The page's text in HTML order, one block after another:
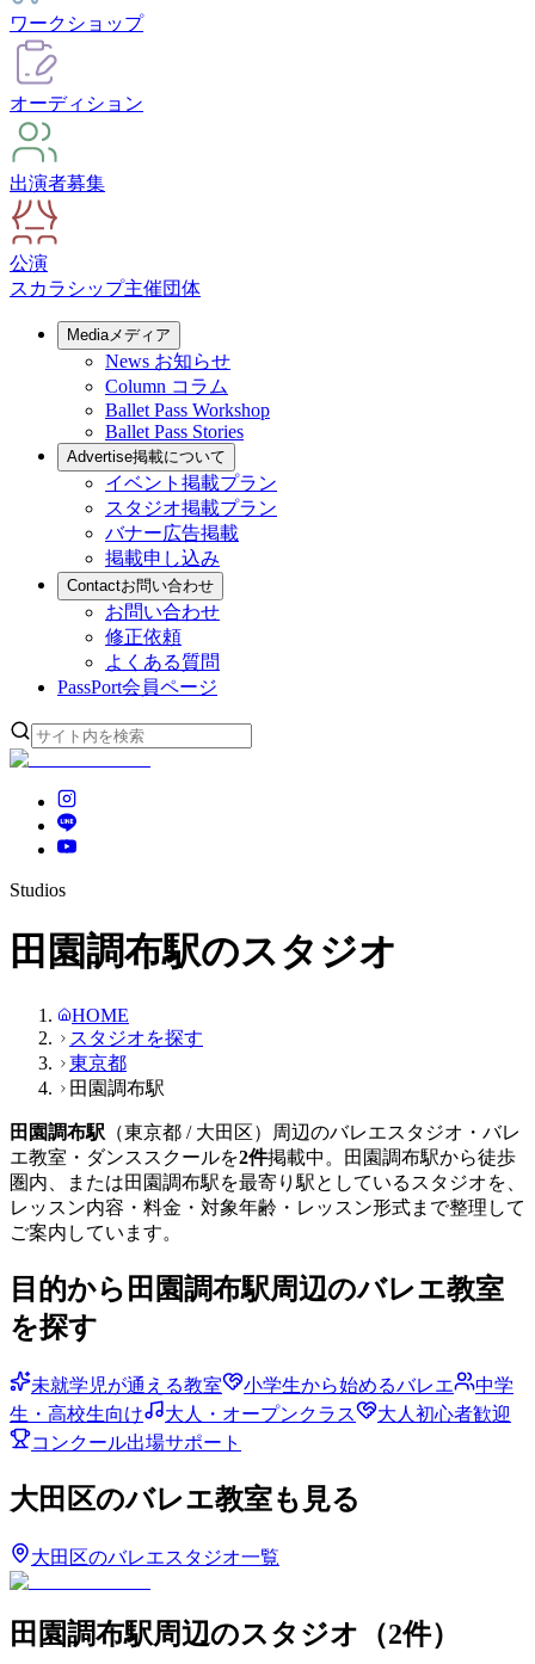
ワークショップ
オーディション
出演者募集
公演
スカラシップ主催団体
Mediaメディア
News お知らせ
Column コラム
Ballet Pass Workshop
Ballet Pass Stories
Advertise掲載について
イベント掲載プラン
スタジオ掲載プラン
バナー広告掲載
掲載申し込み
Contactお問い合わせ
お問い合わせ
修正依頼
よくある質問
PassPort会員ページ
Studios
田園調布駅のスタジオ
HOME
スタジオを探す
東京都
田園調布駅
田園調布駅 （東京都 / 大田区）周辺のバレエスタジオ・バレ
エ教室・ダンススクールを2件掲載中。 田園調布駅から徒歩
圏内、または田園調布駅を最寄り駅としているスタジオを、
レッスン内容・料金・対象年齢・レッスン形式まで整理して
ご案内しています。
目的から 田園調布駅周辺のバレエ教室
を探す
未就学児が通える教室 小学生から始めるバレエ
中学
生・高校生向け
大人・オープンクラス
大人初心者歓迎
コンクール出場サポート
大田区のバレエ教室も見る
大田区のバレエスタジオ一覧
田園調布駅周辺のスタジオ （2件）